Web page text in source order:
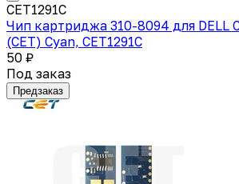
CET1291C
Чип картриджа 310-8094 для DELL
(CET) Cyan, CET1291C
50 ₽
Под заказ
Предзаказ